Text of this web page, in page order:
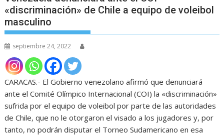
«discriminación» de Chile a equipo de voleibol
masculino
septiembre 24, 2022
CARACAS.- El Gobierno venezolano afirmó que denunciará
ante el Comité Olímpico Internacional (COI) la «discriminación»
sufrida por el equipo de voleibol por parte de las autoridades
de Chile, que no le otorgaron el visado a los jugadores y, por
tanto, no podrán disputar el Torneo Sudamericano en esa